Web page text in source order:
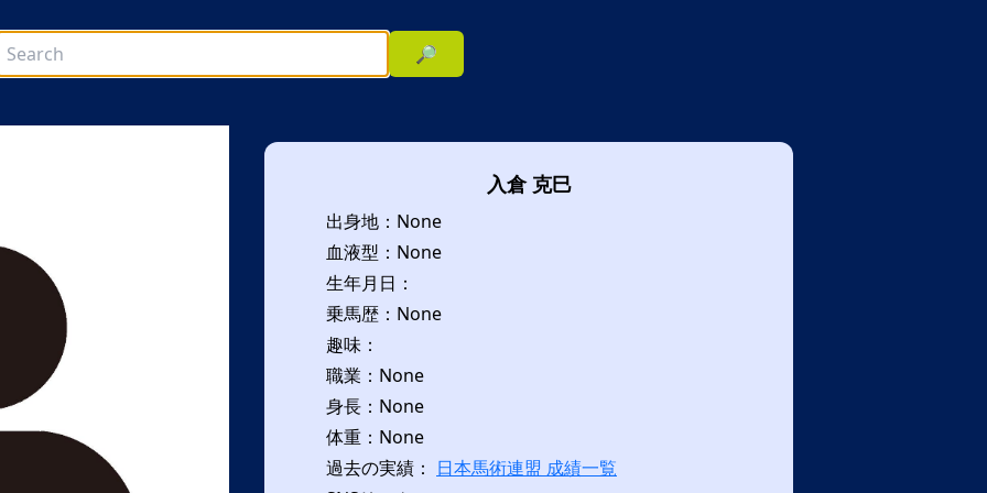
🔎
入倉 克巳
出身地：None
血液型：None
生年月日：
乗馬歴：None
趣味：
職業：None
身長：None
体重：None
過去の実績： 日本馬術連盟 成績一覧